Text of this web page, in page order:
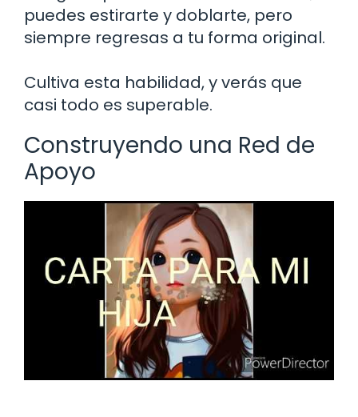
puedes estirarte y doblarte, pero
siempre regresas a tu forma original.
Cultiva esta habilidad, y verás que
casi todo es superable.
Construyendo una Red de
Apoyo